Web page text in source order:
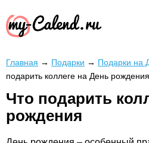
Главная → Подарки → Подарки на
подарить коллеге на День рождения
Что подарить
рождения